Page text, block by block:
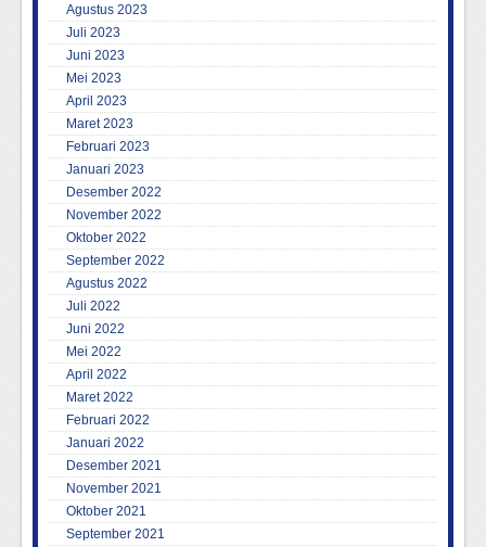
Agustus 2023
Juli 2023
Juni 2023
Mei 2023
April 2023
Maret 2023
Februari 2023
Januari 2023
Desember 2022
November 2022
Oktober 2022
September 2022
Agustus 2022
Juli 2022
Juni 2022
Mei 2022
April 2022
Maret 2022
Februari 2022
Januari 2022
Desember 2021
November 2021
Oktober 2021
September 2021